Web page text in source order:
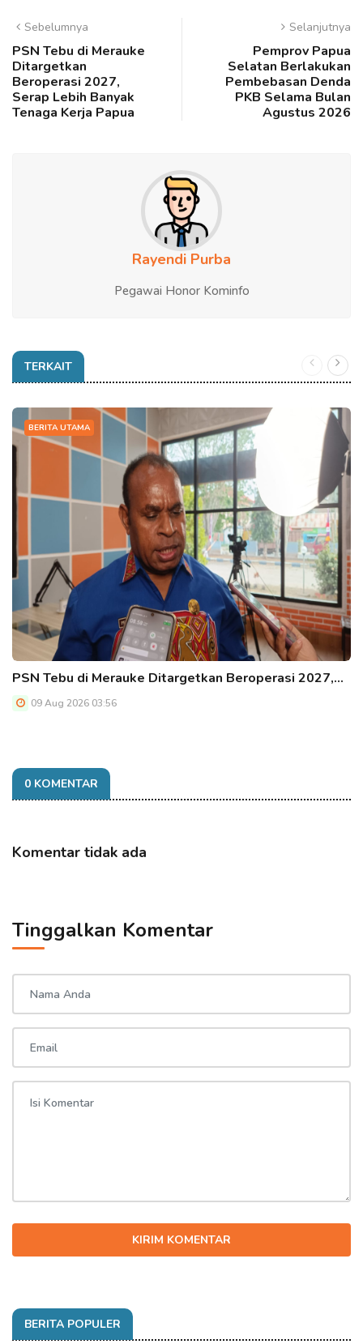
Sebelumnya
PSN Tebu di Merauke
Ditargetkan
Beroperasi 2027,
Serap Lebih Banyak
Tenaga Kerja Papua
Selanjutnya
Pemprov Papua
Selatan Berlakukan
Pembebasan Denda
PKB Selama Bulan
Agustus 2026
Rayendi Purba
Pegawai Honor Kominfo
TERKAIT
BERITA UTAMA
PSN Tebu di Merauke Ditargetkan Beroperasi 2027,…
09 Aug 2026 03:56
0 KOMENTAR
Komentar tidak ada
Tinggalkan Komentar
KIRIM KOMENTAR
BERITA POPULER